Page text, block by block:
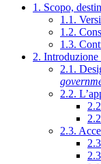
1. Scopo,
1.1.
1.2.
1.3.
2.
2.1.
2.2.
2.3.